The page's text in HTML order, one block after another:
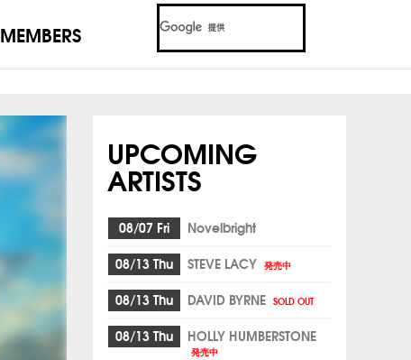
MEMBERS
UPCOMING
ARTISTS
08/07 Fri
Novelbright
08/13 Thu
STEVE LACY 発売中
08/13 Thu DAVID BYRNE SOLD OUT
08/13 Thu HOLLY HUMBERSTONE
発売中